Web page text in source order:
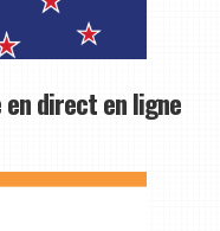
en direct en ligne